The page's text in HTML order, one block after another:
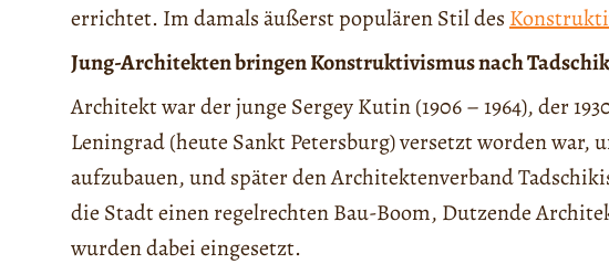
errichtet. Im damals äußerst populären Stil des
Jung-Architekten bringen Konstruktivismus nach
Architekt war der junge Sergey Kutin (1906 – 1964), der
Leningrad (heute Sankt Petersburg) versetzt worden
aufzubauen, und später den Architektenverband
die Stadt einen regelrechten Bau-Boom, Dutzende
wurden dabei eingesetzt.